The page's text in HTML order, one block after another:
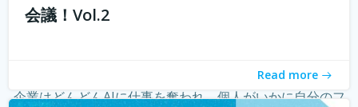
会議！Vol.2
Read more
たことを薄々感じている方も多いのではないでしょうか？
企業はどんどんAIに仕事を奪われ、個人がいかに自分のフ